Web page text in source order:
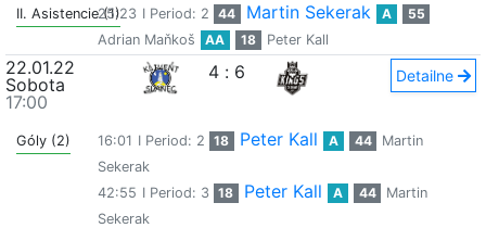
II. Asistencie (1)
25:23 I Period: 2 44 Martin Sekerak A
55
Adrian Maňkoš
AA 18 Peter Kall
22.01.22
Sobota
17:00
4 : 6 Detailne
Góly (2) 16:01 I Period: 2 18 Peter Kall A 44
Martin
Sekerak
42:55 I Period: 3 18 Peter Kall A 44
Martin
Sekerak